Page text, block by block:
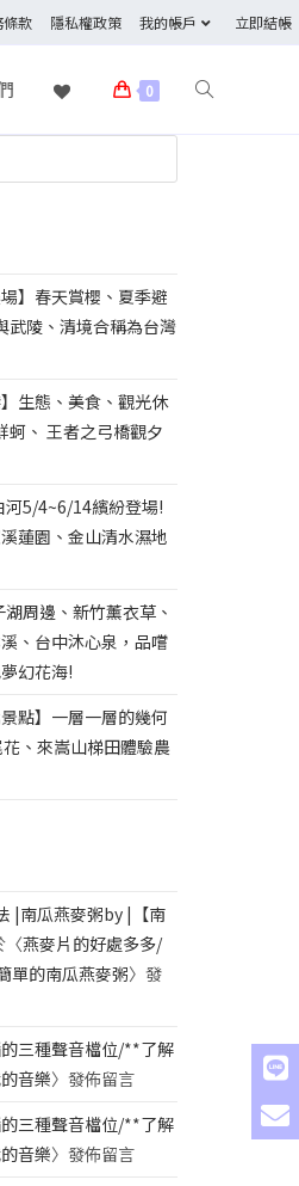
款 隱私權政策 我的帳戶 立即結帳
0
】春天賞櫻、夏季避
武陵、清境合稱為台灣
生態、美食、觀光休
蚵、 王者之弓橋觀夕
河5/4~6/14繽紛登場!
蓮園、金山清水濕地
周邊、新竹薰衣草、
、台中沐心泉，品嚐
幻花海!
點】一層一層的幾何
、來嵩山梯田體驗農
|南瓜燕麥粥by |【南
〈燕麥片的好處多多/
單的南瓜燕麥粥〉發
三種聲音檔位/**了解
音樂〉發佈留言
三種聲音檔位/**了解
音樂〉發佈留言